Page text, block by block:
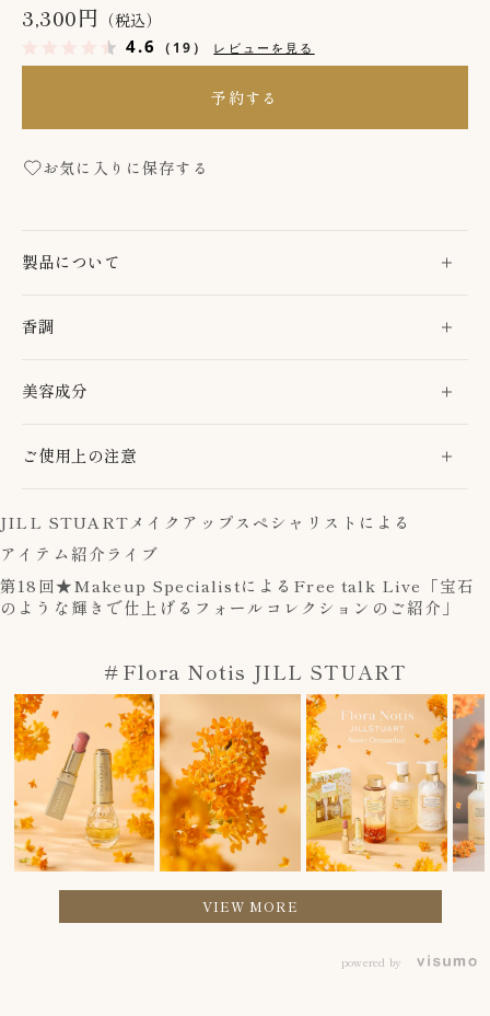
3,300円 （税込）
4.6
（19） レビューを見る
予約する
お気に入りに保存する
製品について
香調
美容成分
ご使用上の注意
JILL STUARTメイクアップスペシャリストによる
アイテム紹介ライブ
第18回★Makeup SpecialistによるFree talk Live「宝石
のような輝きで仕上げるフォールコレクションのご紹介」
＃Flora Notis JILL STUART
VIEW MORE
powered by